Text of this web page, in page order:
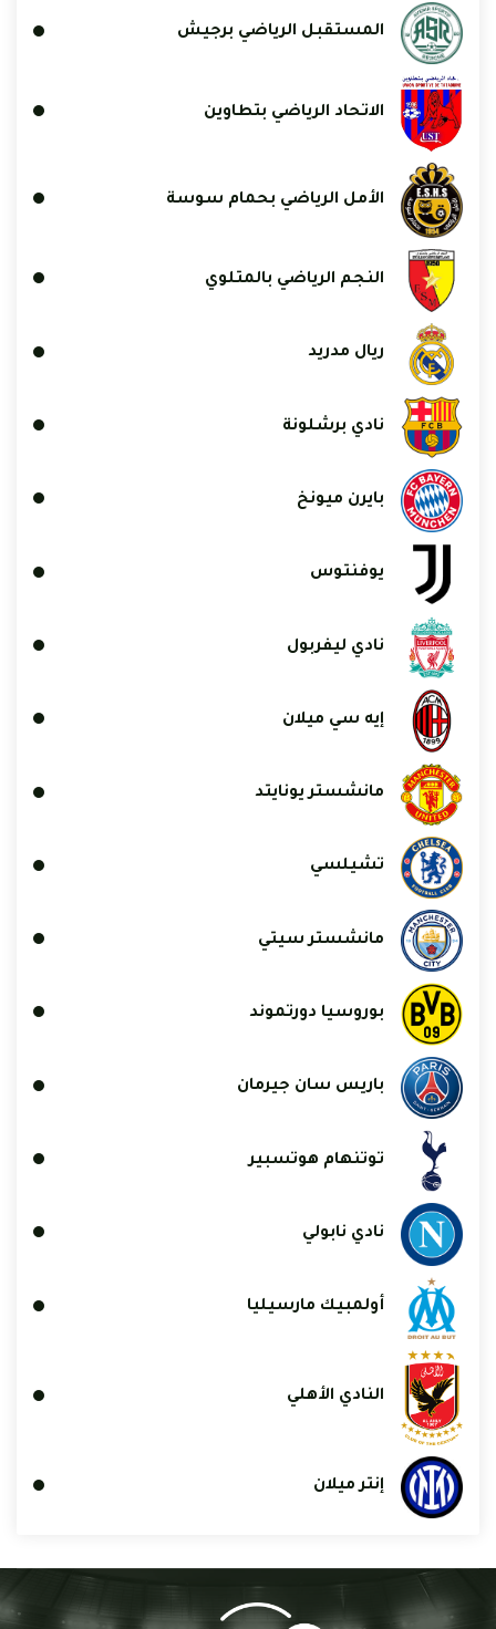
المستقبل الرياضي برجيش
الاتحاد الرياضي بتطاوين
الأمل الرياضي بحمام سوسة
النجم الرياضي بالمتلوي
ريال مدريد
نادي برشلونة
بايرن ميونخ
يوفنتوس
نادي ليفربول
إيه سي ميلان
مانشستر يونايتد
تشيلسي
مانشستر سيتي
بوروسيا دورتموند
باريس سان جيرمان
توتنهام هوتسبير
نادي نابولي
أولمبيك مارسيليا
النادي الأهلي
إنتر ميلان